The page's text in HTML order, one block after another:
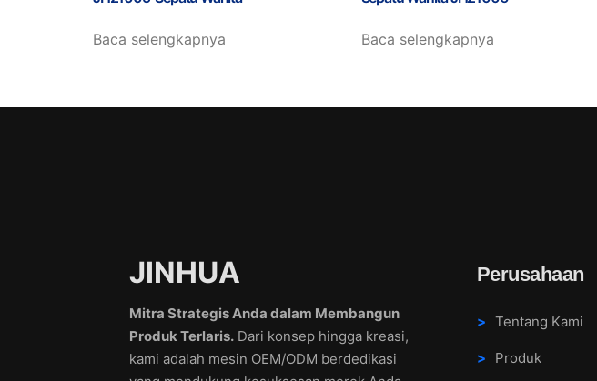
Baca selengkapnya Baca selengkapnya
JINHUA
Mitra Strategis Anda dalam Membangun
Produk Terlaris. Dari konsep hingga kreasi,
kami adalah mesin OEM/ODM berdedikasi
Perusahaan
Tentang Kami
Produk